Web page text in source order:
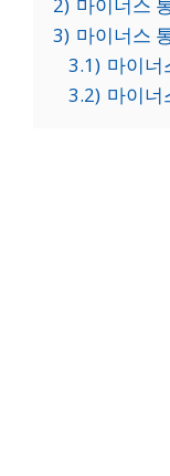
3) 마이너스
3.1) 마이너
3.2) 마이너